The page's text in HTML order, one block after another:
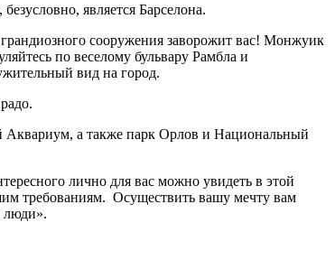
является Барселона.
сооружения заворожит вас! Монжуик
по веселому бульвару Рамбла и
вид на город.
Аквариум, а также парк Орлов и Национальный
лично для вас можно увидеть в этой
требованиям. Осуществить вашу мечту вам
люди».